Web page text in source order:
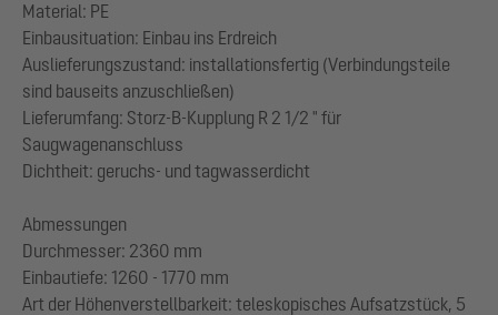
Material: PE
Einbausituation: Einbau ins Erdreich
Auslieferungszustand: installationsfertig (Verbindungsteile
sind bauseits anzuschließen)
Lieferumfang: Storz-B-Kupplung R 2 1/2 " für
Saugwagenanschluss
Dichtheit: geruchs- und tagwasserdicht
Abmessungen
Durchmesser: 2360 mm
Einbautiefe: 1260 - 1770 mm
Art der Höhenverstellbarkeit: teleskopisches Aufsatzstück, 5